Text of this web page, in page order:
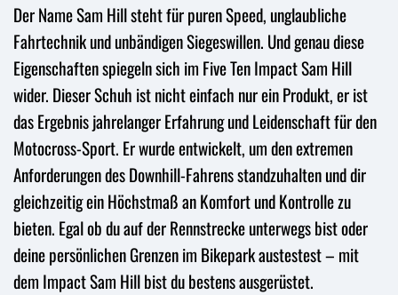
Der Name Sam Hill steht für puren Speed, unglaubliche
Fahrtechnik und unbändigen Siegeswillen. Und genau diese
Eigenschaften spiegeln sich im Five Ten Impact Sam Hill
wider. Dieser Schuh ist nicht einfach nur ein Produkt, er ist
das Ergebnis jahrelanger Erfahrung und Leidenschaft für den
Motocross-Sport. Er wurde entwickelt, um den extremen
Anforderungen des Downhill-Fahrens standzuhalten und dir
gleichzeitig ein Höchstmaß an Komfort und Kontrolle zu
bieten. Egal ob du auf der Rennstrecke unterwegs bist oder
deine persönlichen Grenzen im Bikepark austestest – mit
dem Impact Sam Hill bist du bestens ausgerüstet.